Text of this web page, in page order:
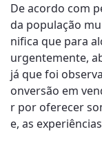
De acordo com
da população
nifica que para
urgentemente,
já que foi
onversão em
r por oferecer
e, as